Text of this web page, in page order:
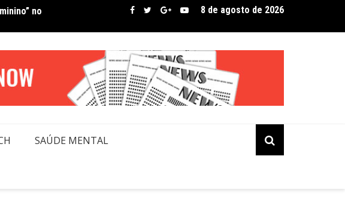
Van Nobre assina lista de convidados em festival que revela novos
8 de agosto de 2026
SAÚDE MENTAL